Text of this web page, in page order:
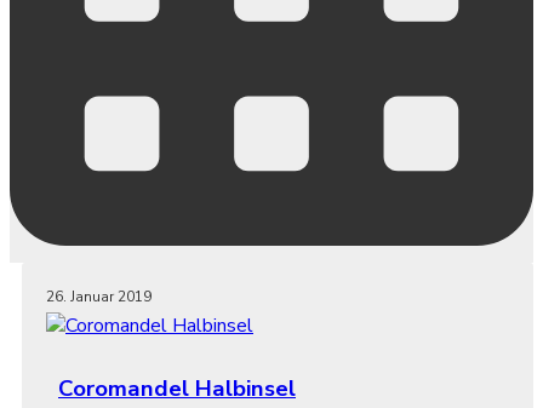
26. Januar 2019
Coromandel Halbinsel